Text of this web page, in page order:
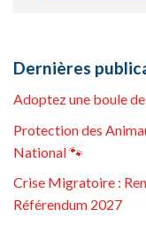
Dernières
Adoptez une boule
Protection des
National 🐾
Crise Migratoire :
Référendum 2027